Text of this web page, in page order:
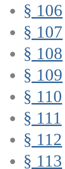
§ 106
§ 107
§ 108
§ 109
§ 110
§ 111
§ 112
§ 113